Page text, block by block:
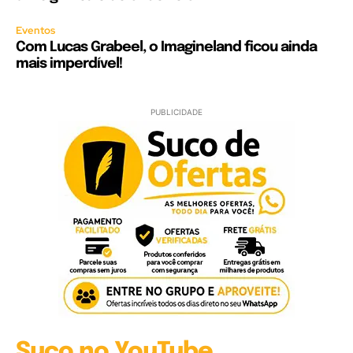
Eventos
Com Lucas Grabeel, o Imagineland ficou ainda
mais imperdível!
PUBLICIDADE